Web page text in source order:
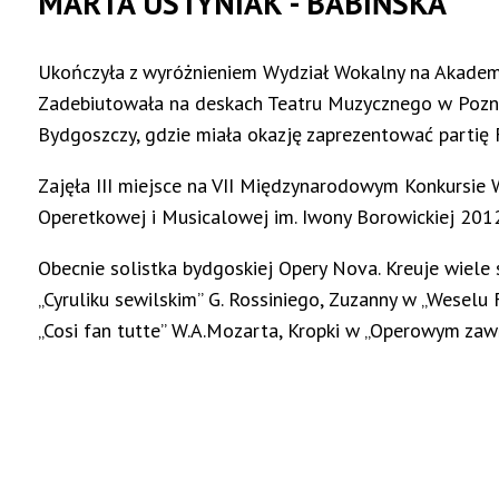
Ukończyła z wyróżnieniem Wydział Wokalny na
Zadebiutowała na deskach Teatru Muzycznego w
Bydgoszczy, gdzie miała okazję zaprezentować partię
Zajęła III miejsce na VII Międzynarodowym
Operetkowej i Musicalowej im. Iwony Borowickiej
Obecnie solistka bydgoskiej Opery Nova. Kreuje wiele
„Cyruliku sewilskim” G. Rossiniego, Zuzanny w
„Cosi fan tutte” W.A.Mozarta, Kropki w „Operowym